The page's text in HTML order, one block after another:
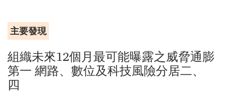
主要發現
組織未來12個月最可能曝露之威脅通膨
第一 網路、數位及科技風險分居二、
四